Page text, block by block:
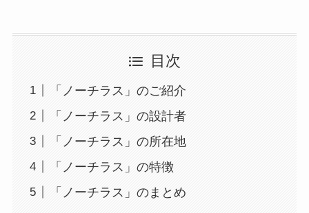
目次
「ノーチラス」のご紹介
「ノーチラス」の設計者
「ノーチラス」の所在地
「ノーチラス」の特徴
「ノーチラス」のまとめ